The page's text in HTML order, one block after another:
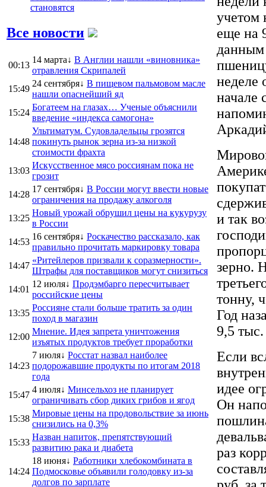
становятся
Все новости
00:13
14 марта↓ В Англии нашли «виновника»
отравления Скрипалей
15:49
24 сентября↓ В пищевом пальмовом масле
нашли опаснейший яд
15:24
Богатеем на глазах… Ученые объяснили
введение «индекса самогона»
14:48
Ультиматум. Судовладельцы грозятся
покинуть рынок зерна из-за низкой
стоимости фрахта
13:03
Искусственное мясо россиянам пока не
грозит
14:28
17 сентября↓ В России могут ввести новые
ограничения на продажу алкоголя
13:25
Новый урожай обрушил цены на кукурузу
в России
14:53
16 сентября↓ Роскачество рассказало, как
правильно прочитать маркировку товара
14:47
«Ритейлеров призвали к соразмерности».
Штрафы для поставщиков могут снизиться
14:01
12 июля↓ Продэмбарго пересчитывает
российские цены
13:35
Россияне стали больше тратить за один
поход в магазин
12:00
Мнение. Идея запрета уничтожения
изъятых продуктов требует проработки
14:23
7 июля↓ Росстат назвал наиболее
подорожавшие продукты по итогам 2018
года
15:47
4 июля↓ Минсельхоз не планирует
ограничивать сбор диких грибов и ягод
15:38
Мировые цены на продовольствие за июнь
снизились на 0,3%
15:33
Назван напиток, препятствующий
развитию рака и диабета
14:24
18 июня↓ Работники хлебокомбината в
Подмосковье объявили голодовку из-за
долгов по зарплате
учетом
еще на
данным
неделе
начале
и так
зерно.
тонну,
Год
9,5 тыс.
Если
идее
Он
раз